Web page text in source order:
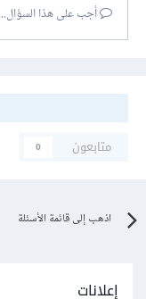
أجب على هذا السؤال...
متابعون
0
اذهب إلى قائمة الأسئلة
إعلانات